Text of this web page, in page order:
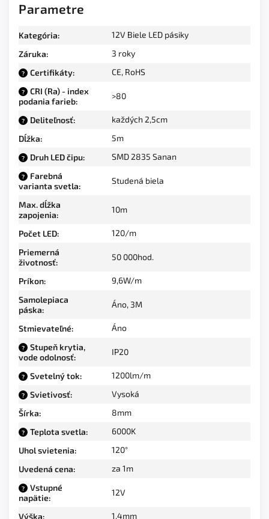
Parametre
Kategória:
12V Biele LED pásiky
Záruka: 3 roky
? Certifikáty: CE, RoHS
?
CRI (Ra) - index
podania farieb:
>80
? Deliteľnosť:
každých 2,5cm
Dĺžka: 5m
? Druh LED čipu: SMD 2835 Sanan
?
Farebná
varianta svetla:
Studená biela
Max. dĺžka
zapojenia:
10m
Počet LED:
120/m
Priemerná
životnosť:
50 000hod.
Príkon:
9,6W/m
Samolepiaca
páska:
Áno, 3M
Stmievateľné: Áno
?
Stupeň krytia,
vode odolnosť:
IP20
? Svetelný tok: 1200lm/m
? Svietivosť:
Vysoká
Šírka: 8mm
? Teplota svetla:
6000K
Uhol svietenia:
120°
Uvedená cena: za 1m
?
Vstupné
napätie:
12V
Výška: 1,4mm